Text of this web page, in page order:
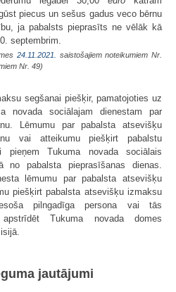
piecus un sešus gadus veco bērnu
ja pabalsts pieprasīts ne vēlāk kā
septembrim.
24.11.2021.
saistošajiem noteikumiem Nr.
Nr. 49)
segšanai piešķir, pamatojoties uz
novada sociālajam dienestam par
Lēmumu par pabalsta atsevišķu
vai atteikumu piešķirt pabalstu
pieņem Tukuma novada sociālais
no pabalsta pieprasīšanas dienas.
lēmumu par pabalsta atsevišķu
piešķirt pabalsta atsevišķu izmaksu
pilngadīga persona vai tās
Tukuma novada domes
jautājumi